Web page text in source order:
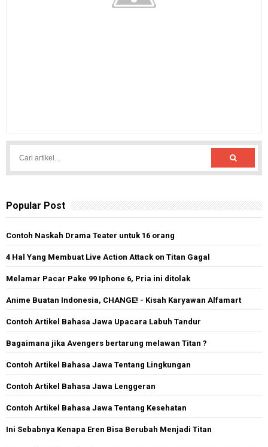
Popular Post
Contoh Naskah Drama Teater untuk 16 orang
4 Hal Yang Membuat Live Action Attack on Titan Gagal
Melamar Pacar Pake 99 Iphone 6, Pria ini ditolak
Anime Buatan Indonesia, CHANGE! - Kisah Karyawan Alfamart
Contoh Artikel Bahasa Jawa Upacara Labuh Tandur
Bagaimana jika Avengers bertarung melawan Titan ?
Contoh Artikel Bahasa Jawa Tentang Lingkungan
Contoh Artikel Bahasa Jawa Lenggeran
Contoh Artikel Bahasa Jawa Tentang Kesehatan
Ini Sebabnya Kenapa Eren Bisa Berubah Menjadi Titan